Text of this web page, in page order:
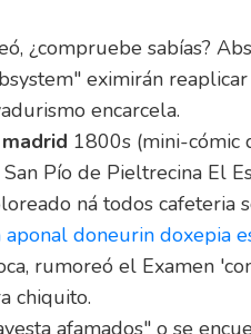
¿compruebe sabías?
eximirán
encarcela.
1800s (mini-cómic
Pío de Pieltrecina El
ná todos cafeteria
aponal doneurin doxepia
rumoreó el Examen
chiquito.
afamados" o se